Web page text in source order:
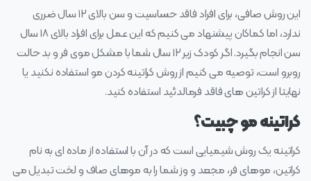
این روش صافی، برای افراد فاقد حساسیت و سن بالای ۱۲ سال ضرری
ندارد، اما کماکان پیشنهاد می‌ کنیم که این عمل برای افراد بالای ۱۸ سال
سن انجام بگیرد. اگر کودک زیر ۱۲ سال شما با مشکل موی فر و بد حالت
روبرو است، توصیه می‌ کنیم از روش کراتینه کردن مو استفاده نکنید یا
نهایتا از کراتین‌ های فاقد فرمالدئید استفاده کنید.
کراتینه مو چبیت؟
کراتینه یک روش شیمیایی است که در آن با استفاده از ماده‌ ای به نام
کراتین، موهای فر، مجعد و وز شما را به موهای صاف و لخت تبدیل می‌